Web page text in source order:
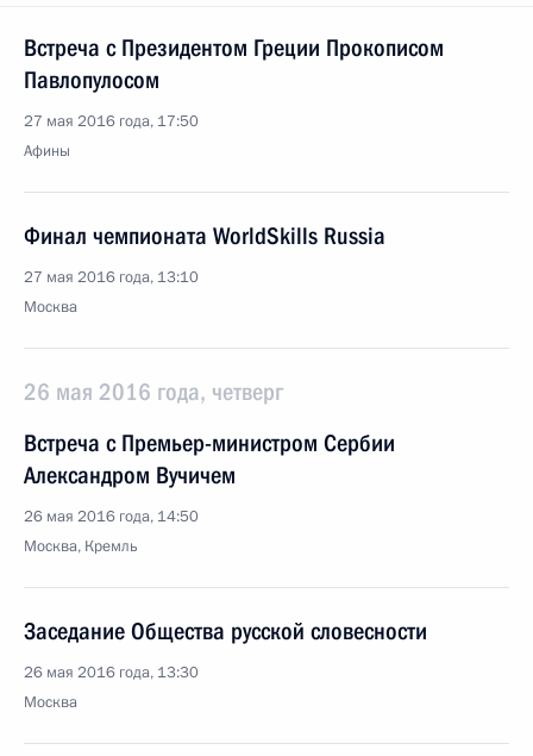
Встреча с Президентом Греции Прокописом
Павлопулосом
27 мая 2016 года, 17:50
Афины
Финал чемпионата WorldSkills Russia
27 мая 2016 года, 13:10
Москва
26 мая 2016 года, четверг
Встреча с Премьер-министром Сербии
Александром Вучичем
26 мая 2016 года, 14:50
Москва, Кремль
Заседание Общества русской словесности
26 мая 2016 года, 13:30
Москва